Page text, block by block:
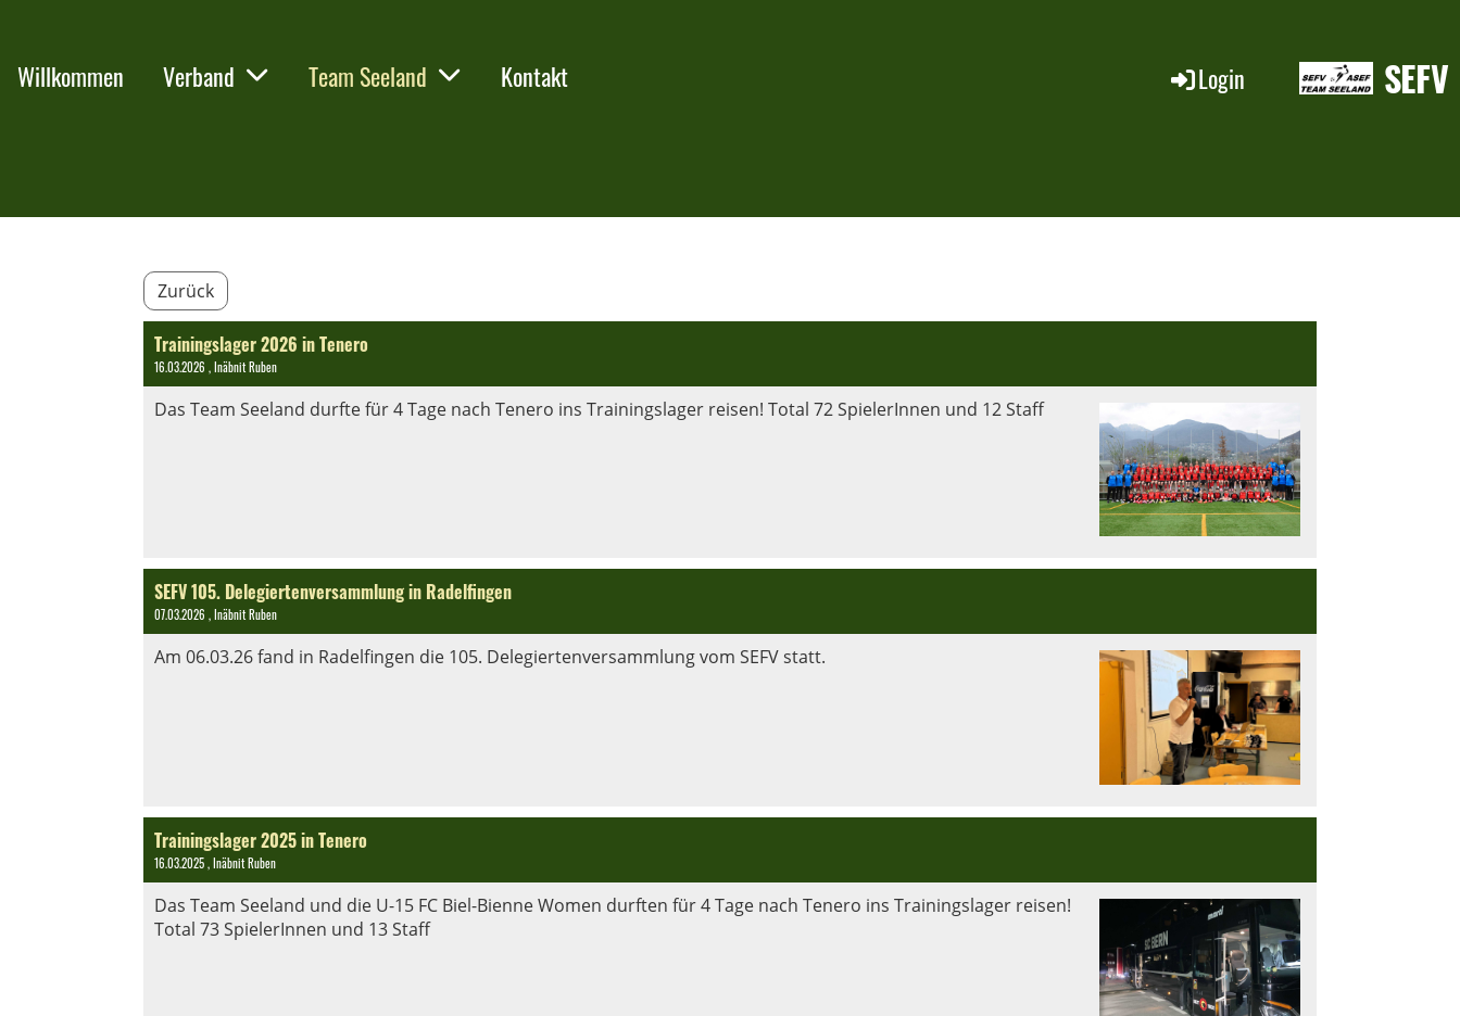
Willkommen Verband Team Seeland Kontakt Login SEFV
Zurück
Trainingslager 2026 in Tenero
16.03.2026 , Inäbnit Ruben
Das Team Seeland durfte für 4 Tage nach Tenero ins Trainingslager reisen! Total 72 SpielerInnen und 12 Staff
SEFV 105. Delegiertenversammlung in Radelfingen
07.03.2026 , Inäbnit Ruben
Am 06.03.26 fand in Radelfingen die 105. Delegiertenversammlung vom SEFV statt.
Trainingslager 2025 in Tenero
16.03.2025, Inäbnit Ruben
Das Team Seeland und die U-15 FC Biel-Bienne Women durften für 4 Tage nach Tenero ins Trainingslager reisen!
Total 73 SpielerInnen und 13 Staff